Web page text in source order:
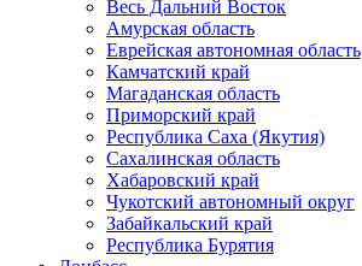
Весь Дальний Восток
Амурская область
Еврейская автономная область
Камчатский край
Магаданская область
Приморский край
Республика Саха (Якутия)
Сахалинская область
Хабаровский край
Чукотский автономный округ
Забайкальский край
Республика Бурятия